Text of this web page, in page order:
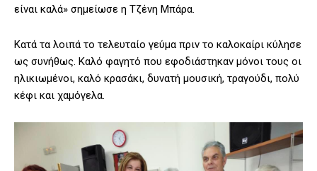
είναι καλά» σημείωσε η Τζένη Μπάρα.
Κατά τα λοιπά το τελευταίο γεύμα πριν το καλοκαίρι κύλησε
ως συνήθως. Καλό φαγητό που εφοδιάστηκαν μόνοι τους οι
ηλικιωμένοι, καλό κρασάκι, δυνατή μουσική, τραγούδι, πολύ
κέφι και χαμόγελα.